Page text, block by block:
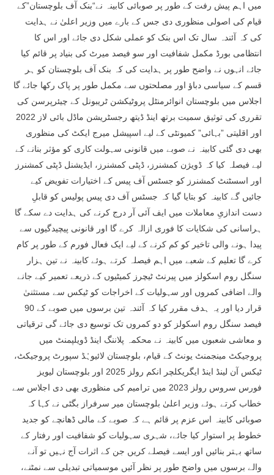
میں اہم پیش رفت کے طور پر صوبائی کابینہ نے“بنک آف بلوچستان”کے
قیام کی اصولی منظوری دی جس کے بارے میں وزیر اعلیٰ نے ہدایت
کی کہ آئندہ سال تک اس بنک کو عملی شکل دی جائے اور اس کا
انتظامی بورڈ مکمل شفافیت اور سو فیصد میرٹ کی بنیاد پر قائم کیا
جائے انہوں نے واضح طور پر ہدایت کی کہ بنک آف بلوچستان کو ہر
قسم کے سیاسی دباؤ اور مصلحتوں سے مکمل طور پر پاک رکھا جائے گا
اجلاس میں بلوچستان انوائرمنٹل پروٹیکشن ٹریبونل کے چیئرپرسن کی
تقرری کی توثیق سمیت برتھ اینڈ ڈیتھ رجسٹریشن ماڈل بائی لاز 2022
اور اقلیتی ”بہائی” کمیونٹی کے لیے اسپیشل میرج ایکٹ کی منظوری
بھی دی گئی کابینہ نے صوبے میں قانونی سہولت کاری کو مؤثر بنانے کے
لیے فیصلہ کیا کہ ڈویژن کمشنرز، ڈپٹی کمشنرز، ایڈیشنل ڈپٹی کمشنرز
اور اسسٹنٹ کمشنرز کو جسٹس آف پیس کے اختیارات تفویض کیے
جائیں گے کابینہ کو بتایا گیا کہ جسٹس آف دی پیس پولیس کو قابلِ
دست اندازیِ معاملات میں ایف آئی آر درج کرنے کی ہدایت دے سکے گا
ہراسانی کی شکایات کا فوری ازالہ کرے گا اور قانونی پیچیدگیوں سے
پیدا ہونے والی تاخیر کو کم کرنے کے لیے ایک فعال فورم کے طور پر کام
کرے گا تعلیم کے شعبے میں اہم فیصلہ کرتے ہوئے کابینہ نے تین ہزار
سنگل روم اسکولز میں پیرنٹ ٹیچرز کمیٹیوں کے ذریعے تعمیر کیے جانے
والے اضافی کمروں اور سہولیات کے اخراجات کو ٹیکس سے مستثنیٰ
قرار دیا اور یہ ہدف مقرر کیا کہ آئندہ تین برسوں میں صوبے کے 90
فیصد سنگل روم اسکولز کو دو کمروں تک توسیع دی جائے گی ترقیاتی
و معاشی شعبوں میں کابینہ نے محکمہ پلاننگ اینڈ ڈویلپمنٹ میں
پروجیکٹ مینجمنٹ یونٹ کے قیام، بلوچستان لائیوہُڈ سپورٹ پروجیکٹ،
ٹیکس آن لینڈ اینڈ ایگریکلچر انکم رولز 2025 اور بلوچستان لیویز
فورس سروس رولز 2023 میں ترامیم کی منظوری بھی دی اجلاس سے
خطاب کرتے ہوئے وزیر اعلیٰ بلوچستان میر سرفراز بگٹی نے کہا کہ
صوبائی کابینہ اس عزم پر قائم ہے کہ صوبے کے مالی ڈھانچے کو جدید
خطوط پر استوار کیا جائے، شہری سہولیات کو شفافیت اور رفتار کے
ساتھ بہتر بنائیں اور ایسے فیصلے کریں جن کے اثرات آج نہیں تو آنے
والے برسوں میں واضح طور پر نظر آئیں موسمیاتی تبدیلی سے نمٹنے،